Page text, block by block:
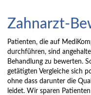
Zahnarzt-
Patienten, die auf
durchführen, sind
Behandlung zu bewerten.
getätigten Vergleiche sich
ohne dass darunter die
leidet. Wir sparen